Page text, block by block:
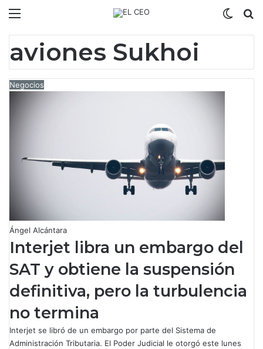
aviones Sukhoi
Negocios
Ángel Alcántara
Interjet libra un embargo del
SAT y obtiene la suspensión
definitiva, pero la turbulencia
no termina
Interjet se libró de un embargo por parte del Sistema de
Administración Tributaria. El Poder Judicial le otorgó este lunes